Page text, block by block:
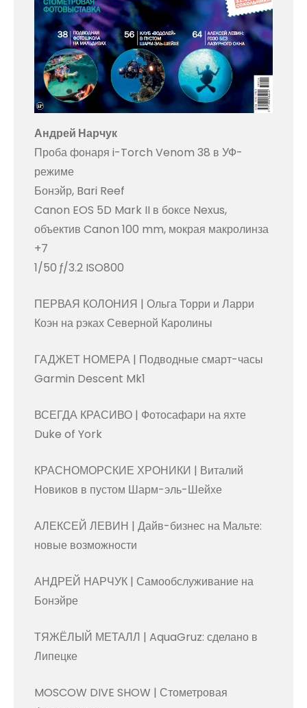
Андрей Нарчук
Проба фонаря i-Torch Venom 38 в УФ-
режиме
Бонэйр, Bari Reef
Canon EOS 5D Mark II в боксе Nexus,
объектив Canon 100 mm, мокрая макролинза
+7
1/50 ƒ/3.2 ISO800
ПЕРВАЯ КОЛОНИЯ | Ольга Торри и Ларри
Коэн на рэках Северной Каролины
ГАДЖЕТ НОМЕРА | Подводные смарт-часы
Garmin Descent Mk1
ВСЕГДА КРАСИВО | Фотосафари на яхте
Duke of York
КРАСНОМОРСКИЕ ХРОНИКИ | Виталий
Новиков в пустом Шарм-эль-Шейхе
АЛЕКСЕЙ ЛЕВИН | Дайв-бизнес на Мальте:
новые возможности
АНДРЕЙ НАРЧУК | Самообслуживание на
Бонэйре
ТЯЖЁЛЫЙ МЕТАЛЛ | AquaGruz: сделано в
Липецке
MOSCOW DIVE SHOW | Стометровая